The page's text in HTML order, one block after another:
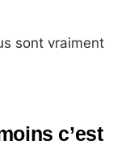
sont vraiment
c’est